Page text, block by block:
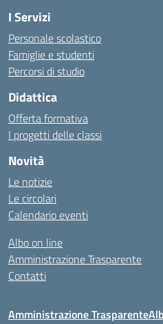
I Servizi
Personale scolastico
Famiglie e studenti
Percorsi di studio
Didattica
Offerta formativa
I progetti delle classi
Novità
Le notizie
Le circolari
Calendario eventi
Albo on line
Amministrazione Trasparente
Contatti
Amministrazione Trasparente